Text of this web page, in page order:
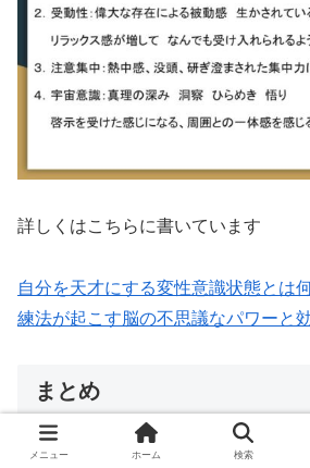
詳しくはこちらに書いています
自分を天才にする変性意識状態とは
練法が起こす脳の不思議なパワーと
まとめ
メニュー ホーム 検索